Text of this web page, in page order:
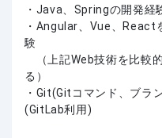
・Java、Springの開発経
・Angular、Vue、React
験
（上記Web技術を比較
る）
・Git(Gitコマンド、ブラ
(GitLab利用)